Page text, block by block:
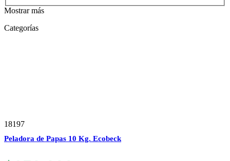
Mostrar más
Categorías
18197
Peladora de Papas 10 Kg. Ecobeck